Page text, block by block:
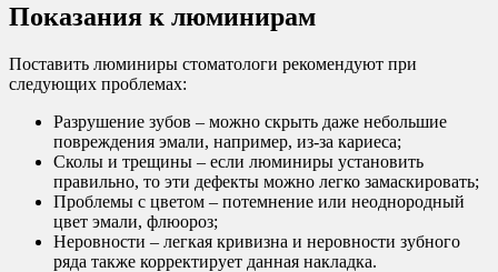
Показания к люминирам
Поставить люминиры стоматологи рекомендуют при
следующих проблемах:
Разрушение зубов – можно скрыть даже небольшие
повреждения эмали, например, из-за кариеса;
Сколы и трещины – если люминиры установить
правильно, то эти дефекты можно легко замаскировать;
Проблемы с цветом – потемнение или неоднородный
цвет эмали, флюороз;
Неровности – легкая кривизна и неровности зубного
ряда также корректирует данная накладка.